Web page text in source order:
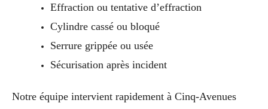
Effraction ou tentative d’effraction
Cylindre cassé ou bloqué
Serrure grippée ou usée
Sécurisation après incident
Notre équipe intervient rapidement à Cinq-Avenues